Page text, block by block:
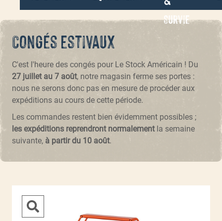
Survie
Congés estivaux
C'est l'heure des congés pour Le Stock Américain ! Du
27 juillet au 7 août, notre magasin ferme ses portes :
nous ne serons donc pas en mesure de procéder aux
expéditions au cours de cette période.
Les commandes restent bien évidemment possibles ;
les expéditions reprendront normalementla semaine
suivante, à partir du 10 août.